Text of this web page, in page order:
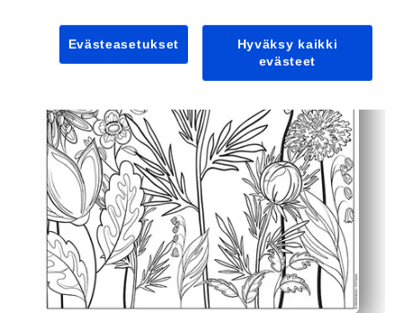
Evästeasetukset
Hyväksy kaikki
evästeet